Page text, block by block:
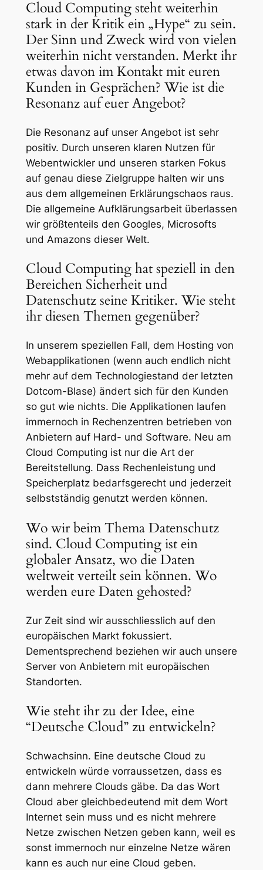
Cloud Computing steht weiterhin
stark in der Kritik ein „Hype“ zu sein.
Der Sinn und Zweck wird von vielen
weiterhin nicht verstanden. Merkt ihr
etwas davon im Kontakt mit euren
Kunden in Gesprächen? Wie ist die
Resonanz auf euer Angebot?
Die Resonanz auf unser Angebot ist sehr
positiv. Durch unseren klaren Nutzen für
Webentwickler und unseren starken Fokus
auf genau diese Zielgruppe halten wir uns
aus dem allgemeinen Erklärungschaos raus.
Die allgemeine Aufklärungsarbeit überlassen
wir größtenteils den Googles, Microsofts
und Amazons dieser Welt.
Cloud Computing hat speziell in den
Bereichen Sicherheit und
Datenschutz seine Kritiker. Wie steht
ihr diesen Themen gegenüber?
In unserem speziellen Fall, dem Hosting von
Webapplikationen (wenn auch endlich nicht
mehr auf dem Technologiestand der letzten
Dotcom-Blase) ändert sich für den Kunden
so gut wie nichts. Die Applikationen laufen
immernoch in Rechenzentren betrieben von
Anbietern auf Hard- und Software. Neu am
Cloud Computing ist nur die Art der
Bereitstellung. Dass Rechenleistung und
Speicherplatz bedarfsgerecht und jederzeit
selbstständig genutzt werden können.
Wo wir beim Thema Datenschutz
sind. Cloud Computing ist ein
globaler Ansatz, wo die Daten
weltweit verteilt sein können. Wo
werden eure Daten gehosted?
Zur Zeit sind wir ausschliesslich auf den
europäischen Markt fokussiert.
Dementsprechend beziehen wir auch unsere
Server von Anbietern mit europäischen
Standorten.
Wie steht ihr zu der Idee, eine
“Deutsche Cloud” zu entwickeln?
Schwachsinn. Eine deutsche Cloud zu
entwickeln würde vorraussetzen, dass es
dann mehrere Clouds gäbe. Da das Wort
Cloud aber gleichbedeutend mit dem Wort
Internet sein muss und es nicht mehrere
Netze zwischen Netzen geben kann, weil es
sonst immernoch nur einzelne Netze wären
kann es auch nur eine Cloud geben.